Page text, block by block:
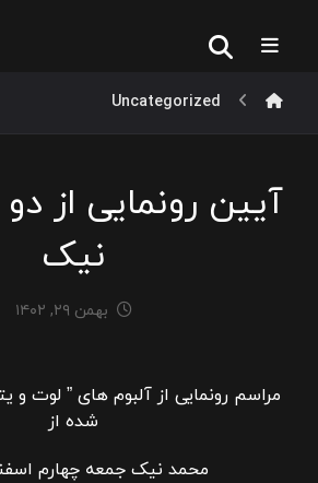
Uncategorized
آیین رونمایی از
نیک
بهمن ۲۹, ۱۴۰۲
مراسم رونمایی از آلبوم های ” لوت و
شده از
محمد نیک جمعه چهارم